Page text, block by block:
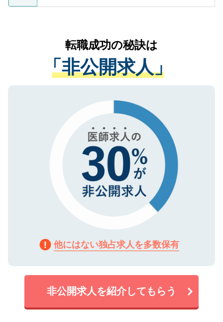
ているすべての個人データはご本人の許可
は、個人情報の取り扱いについての厳密な
管理基準を満たした事業者のみに付与され
る、プライバシーマークを取得済みです。
で、機密保持に関してもご安心ください。
かがいして、現在の医療機関の状況や紹介
経験をまじえながら、適切なアドバイスを
させていただきます。すぐにご転職をされ
ない方には、長期的なサポートが可能です
ので、まずはご登録ください。
転職成功の秘訣は
「非公開求人」
他にはない独占求人を多数保有
非公開求人を紹介してもらう